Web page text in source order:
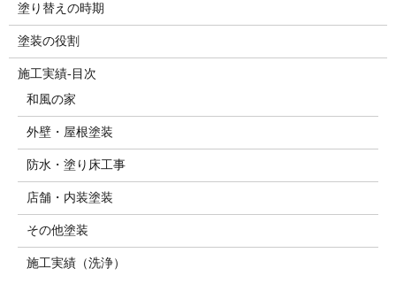
塗り替えの時期
塗装の役割
施工実績-目次
和風の家
外壁・屋根塗装
防水・塗り床工事
店舗・内装塗装
その他塗装
施工実績（洗浄）